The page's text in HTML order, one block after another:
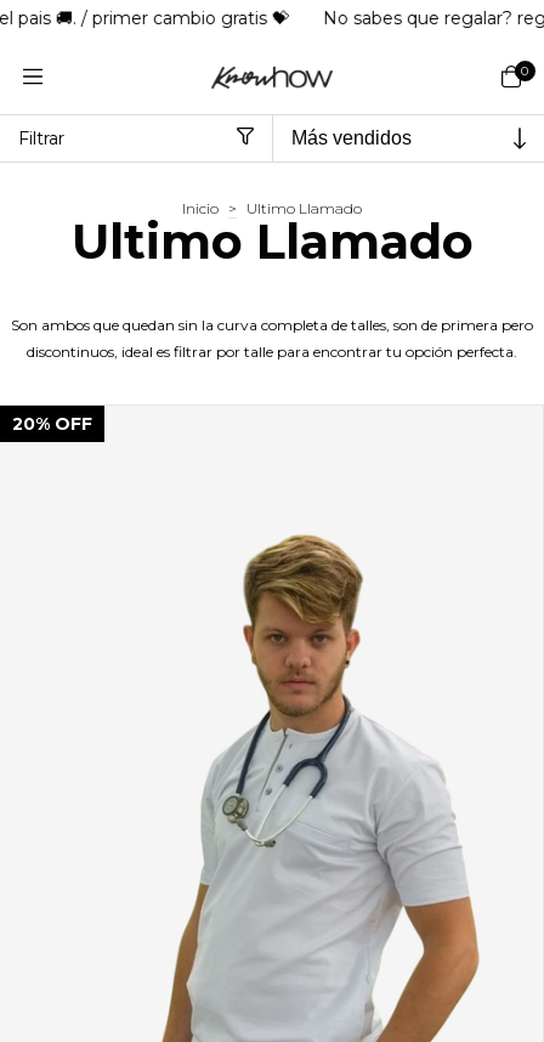
💝 No sabes que regalar? regala una giftcard 3 cuotas
0
Filtrar
Inicio > Ultimo Llamado
Ultimo Llamado
Son ambos que quedan sin la curva completa de talles, son de primera pero
discontinuos, ideal es filtrar por talle para encontrar tu opción perfecta.
20% OFF